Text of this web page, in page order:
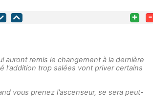
+ -
auront remis le changement à la dernière
l'addition trop salées vont priver certains
vous prenez l'ascenseur, se sera peut-